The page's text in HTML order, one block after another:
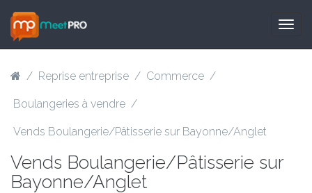
/ Reprise entreprise / Commerce /
Boulangeries à vendre /
Vends Boulangerie/Pâtisserie sur Bayonne/Anglet
Vends Boulangerie/Pâtisserie sur
Bayonne/Anglet